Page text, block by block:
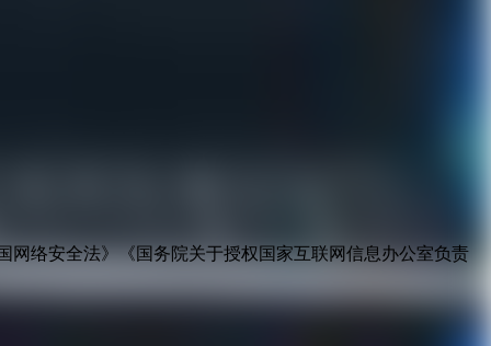
络安全法》《国务院关于授权国家互联网信息办公室负责